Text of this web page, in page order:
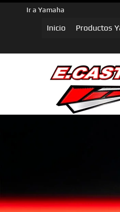
Ir a Yamaha
Inicio Productos